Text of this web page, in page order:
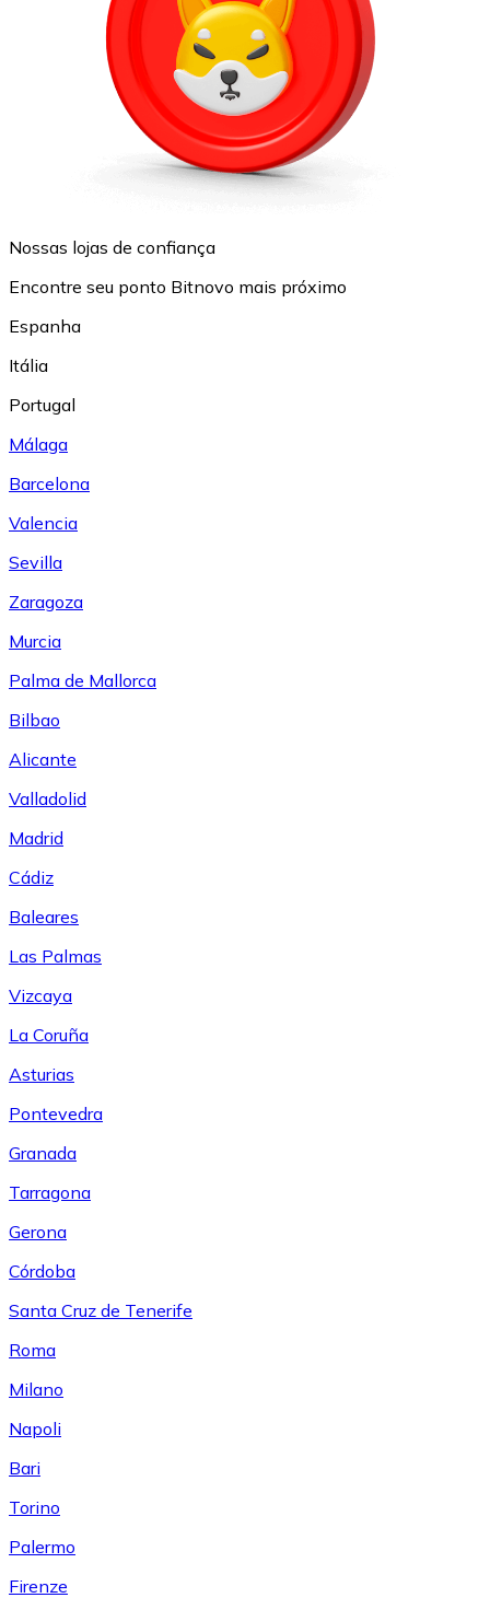
Nossas lojas de confiança
Encontre seu ponto Bitnovo mais próximo
Espanha
Itália
Portugal
Málaga
Barcelona
Valencia
Sevilla
Zaragoza
Murcia
Palma de Mallorca
Bilbao
Alicante
Valladolid
Madrid
Cádiz
Baleares
Las Palmas
Vizcaya
La Coruña
Asturias
Pontevedra
Granada
Tarragona
Gerona
Córdoba
Santa Cruz de Tenerife
Roma
Milano
Napoli
Bari
Torino
Palermo
Firenze